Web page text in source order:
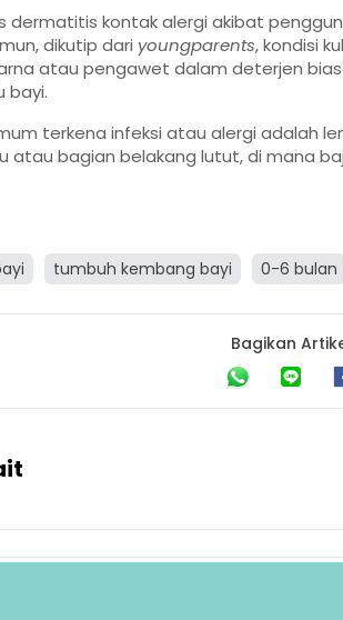
dermatitis kontak alergi akibat
dikutip dari youngparents, kondisi
atau pengawet dalam deterjen
bayi.
terkena infeksi atau alergi adalah
atau bagian belakang lutut, di mana
tumbuh kembang bayi 0-6 bulan
Bagikan